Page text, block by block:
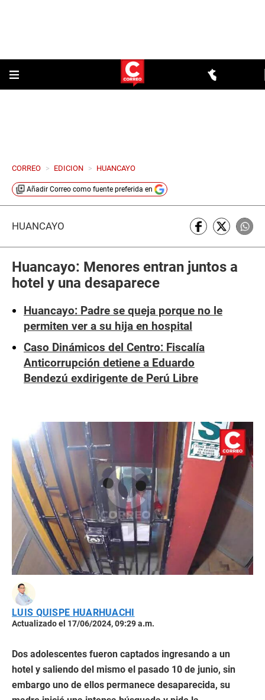
CORREO > EDICION > HUANCAYO
Añadir Correo como fuente preferida en
HUANCAYO
Huancayo: Menores entran juntos a
hotel y una desaparece
Huancayo: Padre se queja porque no le
permiten ver a su hija en hospital
Caso Dinámicos del Centro: Fiscalía
Anticorrupción detiene a Eduardo
Bendezú exdirigente de Perú Libre
LUIS QUISPE HUARHUACHI
Actualizado el 17/06/2024, 09:29 a.m.
Dos adolescentes fueron captados ingresando a un
hotel y saliendo del mismo el pasado 10 de junio, sin
embargo uno de ellos permanece desaparecida, su